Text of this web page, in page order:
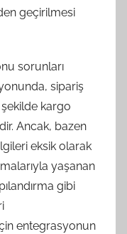
geçirilmesi
sorunları
sipariş
kargo
Ancak, bazen
eksik olarak
yaşanan
gibi
entegrasyonun